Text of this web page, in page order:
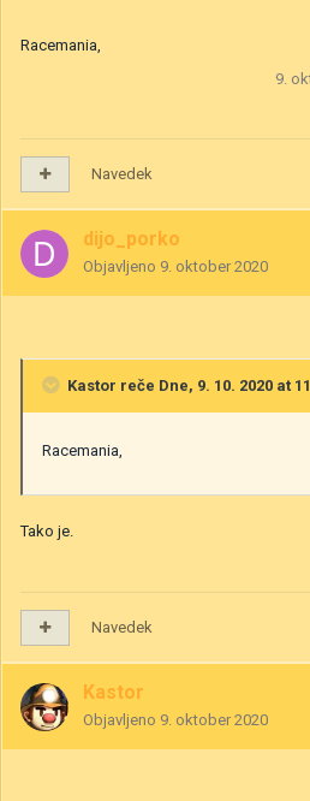
Racemania,
9.
Navedek
dijo_porko
Objavljeno 9. oktober 2020
Kastor reče Dne, 9. 10. 2020 at
Racemania,
Tako je.
Navedek
Kastor
Objavljeno 9. oktober 2020